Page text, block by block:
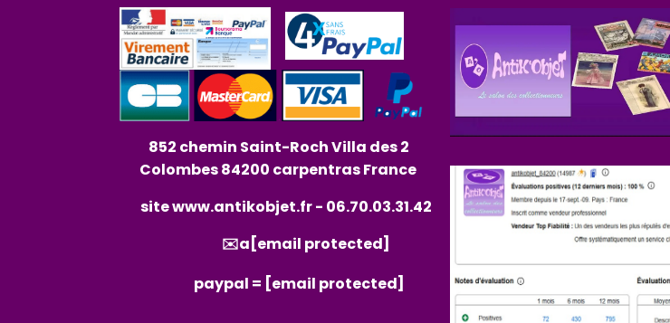
852 chemin Saint-Roch Villa des 2
Colombes 84200 carpentras France
sitewww.antikobjet.fr- 06.70.03.31.42
✉️a [email protected]
paypal = [email protected]